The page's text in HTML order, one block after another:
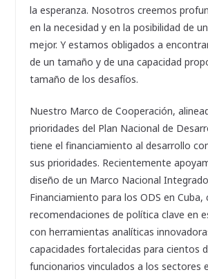
la esperanza. Nosotros creemos
en la necesidad y en la posibilidad de
mejor. Y estamos obligados a
de un tamaño y de una capacidad
tamaño de los desafíos.
Nuestro Marco de Cooperación,
prioridades del Plan Nacional de
tiene el financiamiento al desarrollo
sus prioridades. Recientemente
diseño de un Marco Nacional
Financiamiento para los ODS en Cuba,
recomendaciones de política clave en
con herramientas analíticas
capacidades fortalecidas para cientos
funcionarios vinculados a los sectores